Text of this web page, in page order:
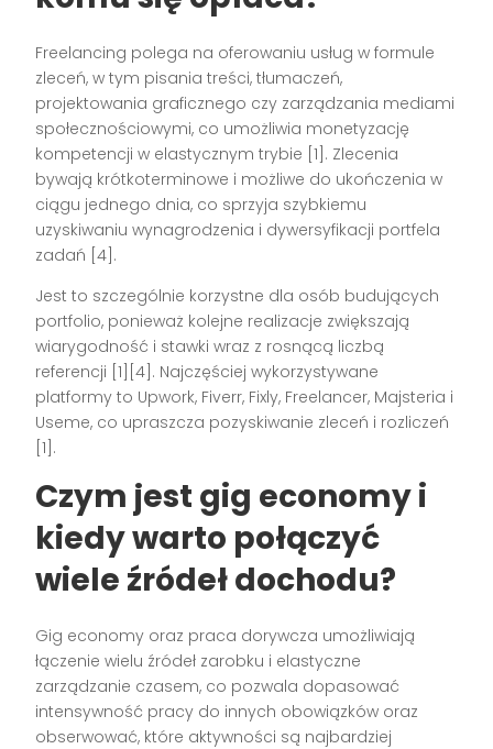
Freelancing polega na oferowaniu usług w formule
zleceń, w tym pisania treści, tłumaczeń,
projektowania graficznego czy zarządzania mediami
społecznościowymi, co umożliwia monetyzację
kompetencji w elastycznym trybie [1]. Zlecenia
bywają krótkoterminowe i możliwe do ukończenia w
ciągu jednego dnia, co sprzyja szybkiemu
uzyskiwaniu wynagrodzenia i dywersyfikacji portfela
zadań [4].
Jest to szczególnie korzystne dla osób budujących
portfolio, ponieważ kolejne realizacje zwiększają
wiarygodność i stawki wraz z rosnącą liczbą
referencji [1][4]. Najczęściej wykorzystywane
platformy to Upwork, Fiverr, Fixly, Freelancer, Majsteria i
Useme, co upraszcza pozyskiwanie zleceń i rozliczeń
[1].
Czym jest gig economy i
kiedy warto połączyć
wiele źródeł dochodu?
Gig economy oraz praca dorywcza umożliwiają
łączenie wielu źródeł zarobku i elastyczne
zarządzanie czasem, co pozwala dopasować
intensywność pracy do innych obowiązków oraz
obserwować, które aktywności są najbardziej